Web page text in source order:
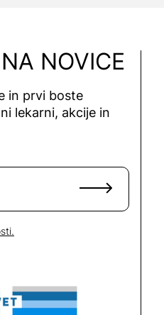
NOVICE
in prvi boste
lekarni, akcije in